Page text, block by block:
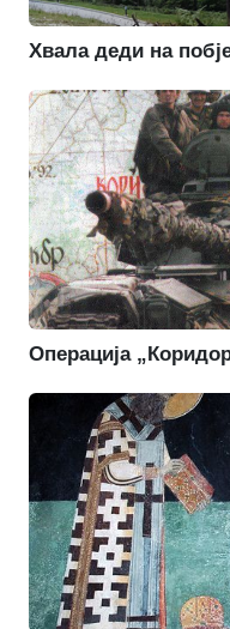
Хвала деди на
Операција